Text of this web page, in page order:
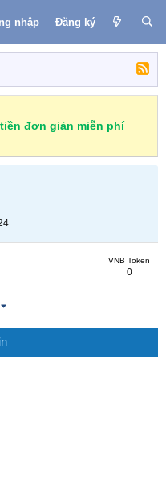
nhập Đăng ký
đơn giản miễn phí
VNB Token
0